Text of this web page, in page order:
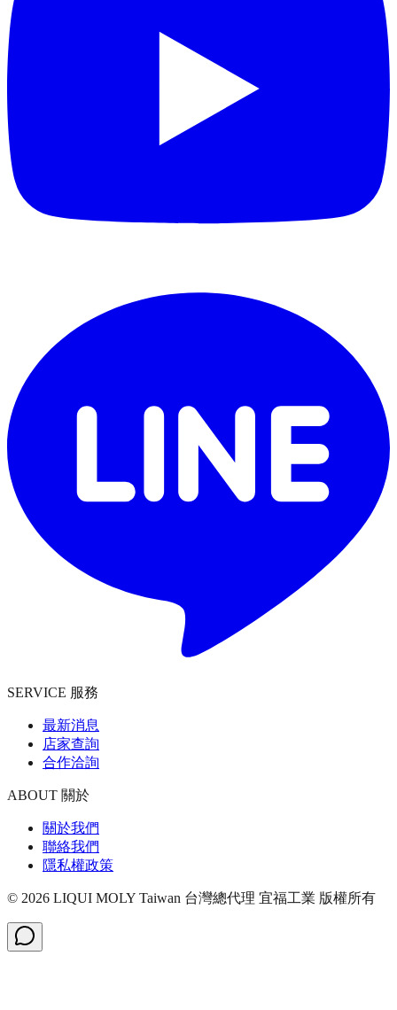
SERVICE 服務
最新消息
店家查詢
合作洽詢
ABOUT 關於
關於我們
聯絡我們
隱私權政策
© 2026 LIQUI MOLY Taiwan 台灣總代理 宜福工業 版權所有